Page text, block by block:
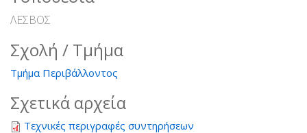
ΛΕΣΒΟΣ
Σχολή / Τμήμα
Τμήμα Περιβάλλοντος
Σχετικά αρχεία
Τεχνικές περιγραφές συντηρήσεων